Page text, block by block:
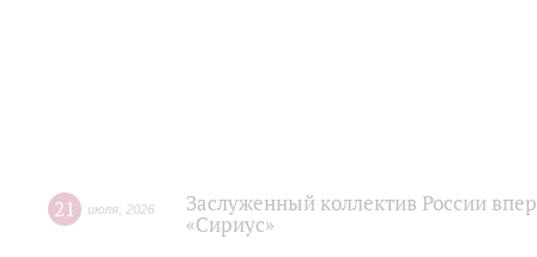
21 июля 2026
Заслуженный коллектив России
«Сириус»